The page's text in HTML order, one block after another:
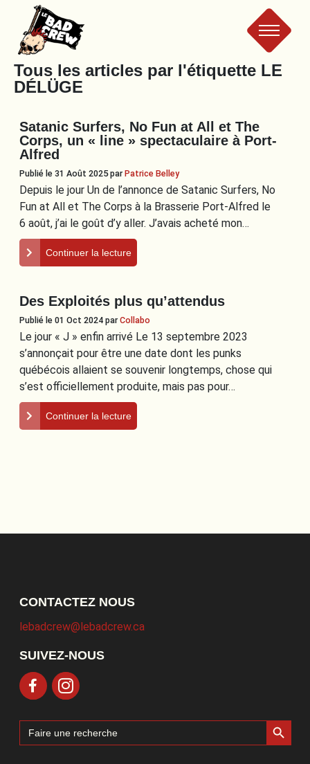
Le
Bad
Crew
Tous les articles par l'étiquette LE
DÉLÜGE
Satanic Surfers, No Fun at All et The
Corps, un « line » spectaculaire à Port-
Alfred
Publié le 31 Août 2025parPatrice Belley
Depuis le jour Un de l’annonce de Satanic Surfers, No
Fun at All et The Corps à la Brasserie Port-Alfred le
6 août, j’ai le goût d’y aller. J’avais acheté mon…
Continuer la lecture
Des Exploités plus qu’attendus
Publié le 01 Oct 2024 parCollabo
Le jour « J » enfin arrivé Le 13 septembre 2023
s’annonçait pour être une date dont les punks
québécois allaient se souvenir longtemps, chose qui
s’est officiellement produite, mais pas pour…
Continuer la lecture
CONTACTEZ NOUS
lebadcrew@lebadcrew.ca
SUIVEZ-NOUS
Search
for:
Search Button